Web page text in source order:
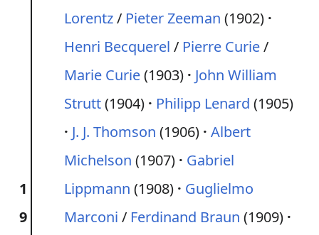
1
9
Lorentz/ Pieter Zeeman (1902)
Henri Becquerel / Pierre Curie/
Marie Curie(1903)
John William
Strutt(1904) Philipp Lenard (1905)
J. J. Thomson (1906) Albert
Michelson (1907)
Gabriel
Lippmann (1908)
Guglielmo
Marconi / Ferdinand Braun (1909)